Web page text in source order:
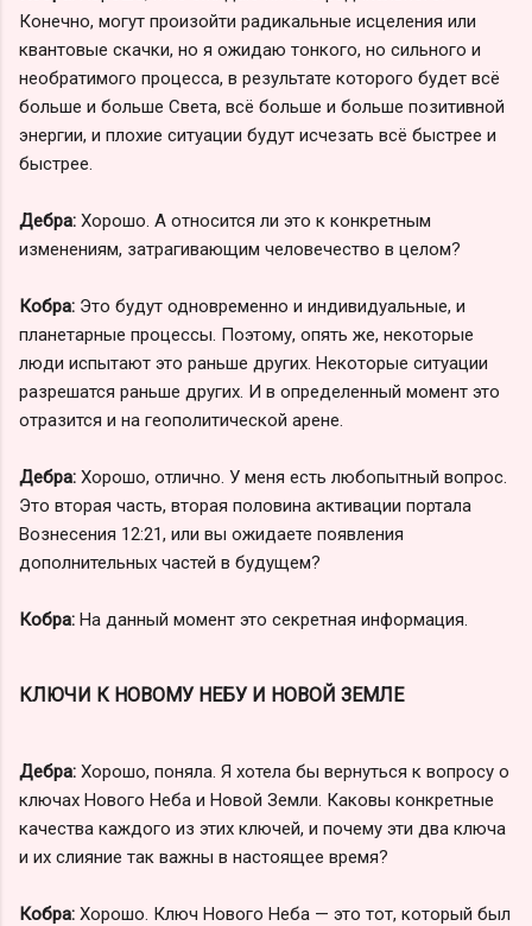
Конечно, могут произойти радикальные исцеления или
квантовые скачки, но я ожидаю тонкого, но сильного и
необратимого процесса, в результате которого будет всё
больше и больше Света, всё больше и больше позитивной
энергии, и плохие ситуации будут исчезать всё быстрее и
быстрее.
Дебра: Хорошо. А относится ли это к конкретным
изменениям, затрагивающим человечество в целом?
Кобра: Это будут одновременно и индивидуальные, и
планетарные процессы. Поэтому, опять же, некоторые
люди испытают это раньше других. Некоторые ситуации
разрешатся раньше других. И в определенный момент это
отразится и на геополитической арене.
Дебра: Хорошо, отлично. У меня есть любопытный вопрос.
Это вторая часть, вторая половина активации портала
Вознесения 12:21, или вы ожидаете появления
дополнительных частей в будущем?
Кобра: На данный момент это секретная информация.
КЛЮЧИ К НОВОМУ НЕБУ И НОВОЙ ЗЕМЛЕ
Дебра: Хорошо, поняла. Я хотела бы вернуться к вопросу о
ключах Нового Неба и Новой Земли. Каковы конкретные
качества каждого из этих ключей, и почему эти два ключа
и их слияние так важны в настоящее время?
Кобра: Хорошо. Ключ Нового Неба — это тот, который был